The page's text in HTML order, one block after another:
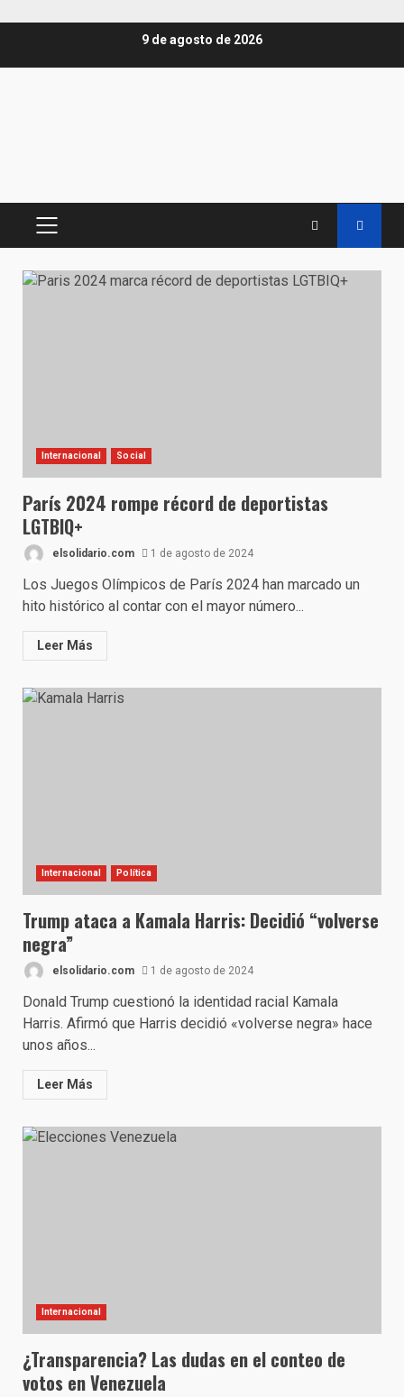
9 de agosto de 2026
MENÚ
Internacional Social
París 2024 rompe récord de deportistas
LGTBIQ+
elsolidario.com 1 de agosto de 2024
Los Juegos Olímpicos de París 2024 han marcado un
hito histórico al contar con el mayor número...
Leer Más
Internacional Política
Trump ataca a Kamala Harris: Decidió “volverse
negra”
elsolidario.com 1 de agosto de 2024
Donald Trump cuestionó la identidad racial Kamala
Harris. Afirmó que Harris decidió «volverse negra» hace
unos años...
Leer Más
Internacional
¿Transparencia? Las dudas en el conteo de
votos en Venezuela